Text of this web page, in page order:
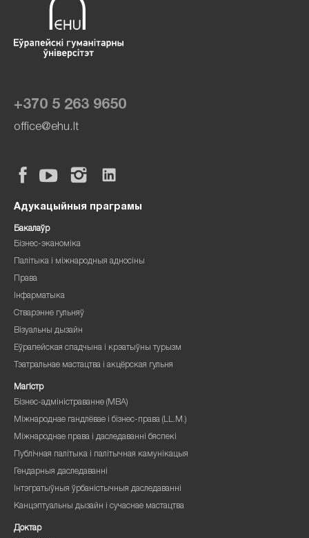
+370 5 263 9650
office@ehu.lt
Адукацыйныя праграмы
Бакалаўр
Бізнес-эканоміка
Палітыка і міжнародныя адносіны
Права
Інфарматыка
Стварэнне гульняў
Візуальны дызайн
Еўрапейская спадчына і крэатыўны турызм
Тэатральнае мастацтва і акцёрская гульня
Магістр
Бізнес-адміністраванне (MBA)
Міжнароднае гандлёвае і бізнес-права (LL.M.)
Міжнароднае права і даследаванні бяспекі
Публічная палітыка і палітычная камунікацыя
Гендарныя даследаванні
Інтэгратыўныя ўрбаністычныя даследаванні
Канцэптуальны дызайн і сучаснае мастацтва
Доктар